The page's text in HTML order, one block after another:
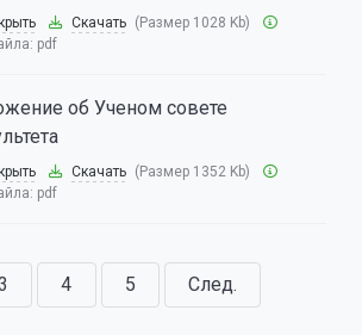
Скачать (Размер 1028 Kb)
pdf
об Ученом совете
Скачать (Размер 1352 Kb)
pdf
4 5 След.